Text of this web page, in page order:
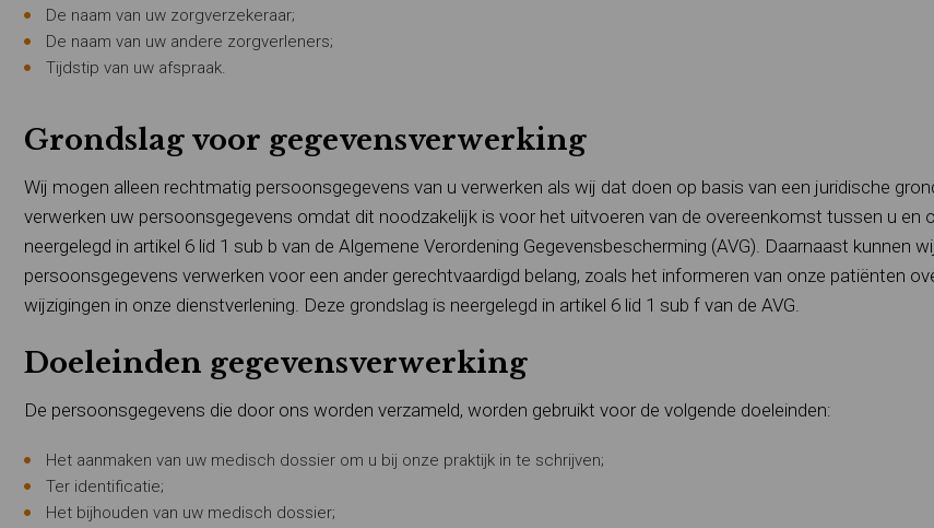
De naam van uw zorgverzekeraar;
De naam van uw andere zorgverleners;
Tijdstip van uw afspraak.
Grondslag voor gegevensverwerking
Wij mogen alleen rechtmatig persoonsgegevens van u verwerken als wij dat doen op basis van een juridische
verwerken uw persoonsgegevens omdat dit noodzakelijk is voor het uitvoeren van de overeenkomst tussen u en
neergelegd in artikel 6 lid 1 sub b van de Algemene Verordening Gegevensbescherming (AVG). Daarnaast kunnen
persoonsgegevens verwerken voor een ander gerechtvaardigd belang, zoals het informeren van onze patiënten
wijzigingen in onze dienstverlening. Deze grondslag is neergelegd in artikel 6 lid 1 sub f van de AVG.
Doeleinden gegevensverwerking
De persoonsgegevens die door ons worden verzameld, worden gebruikt voor de volgende doeleinden:
Het aanmaken van uw medisch dossier om u bij onze praktijk in te schrijven;
Ter identificatie;
Het bijhouden van uw medisch dossier;